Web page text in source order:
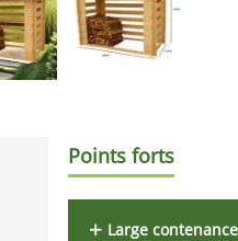
Points forts
Large contenance